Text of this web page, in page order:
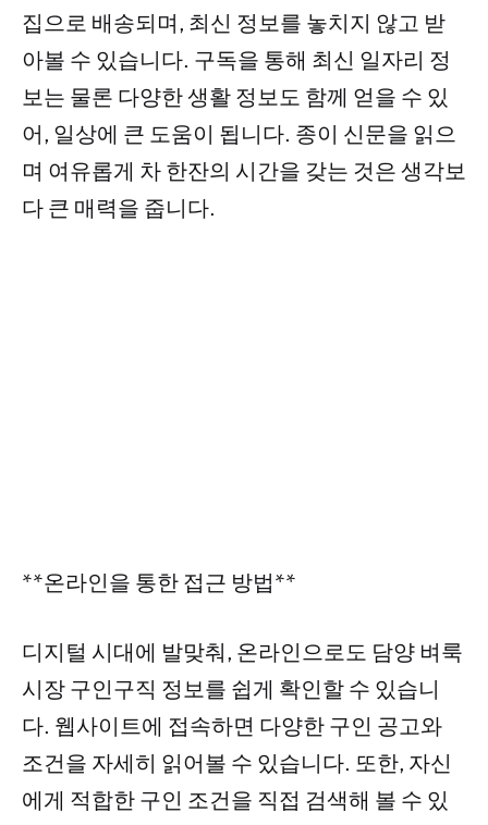
집으로 배송되며, 최신 정보를 놓치지 않고 받
아볼 수 있습니다. 구독을 통해 최신 일자리 정
보는 물론 다양한 생활 정보도 함께 얻을 수 있
어, 일상에 큰 도움이 됩니다. 종이 신문을 읽으
며 여유롭게 차 한잔의 시간을 갖는 것은 생각보
다 큰 매력을 줍니다.
**온라인을 통한 접근 방법**
디지털 시대에 발맞춰, 온라인으로도 담양 벼룩
시장 구인구직 정보를 쉽게 확인할 수 있습니
다. 웹사이트에 접속하면 다양한 구인 공고와
조건을 자세히 읽어볼 수 있습니다. 또한, 자신
에게 적합한 구인 조건을 직접 검색해 볼 수 있